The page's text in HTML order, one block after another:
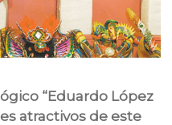
“Eduardo López
atractivos de este